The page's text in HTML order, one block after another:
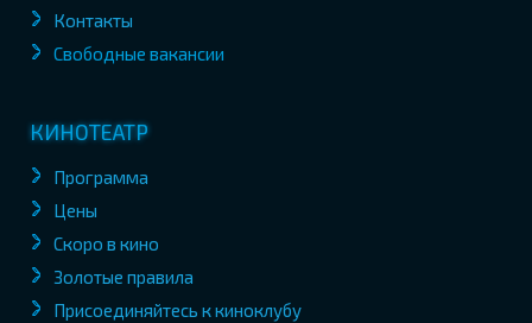
Контакты
Свободные вакансии
КИНОТЕАТР
Программа
Цены
Скоро в кино
Золотые правила
Присоединяйтесь к киноклубу